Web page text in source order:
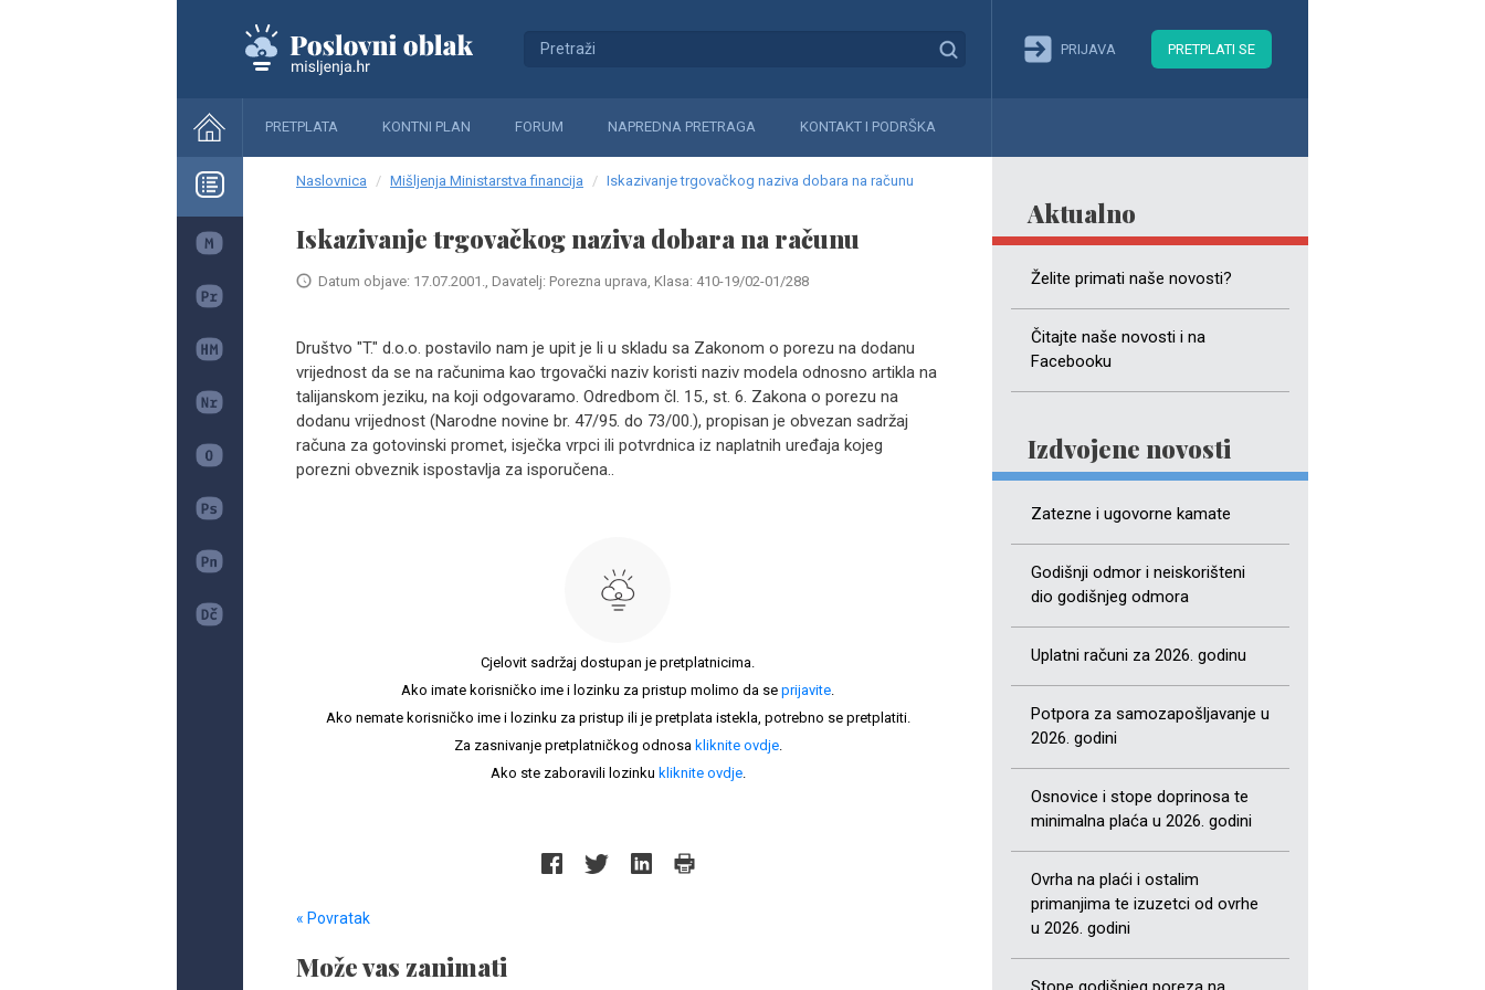
PRIJAVA PRETPLATI SE
PRETPLATA KONTNI PLAN FORUM NAPREDNA PRETRAGA KONTAKT I PODRŠKA
Aktualno
Želite primati naše novosti?
Čitajte naše novosti i na
Facebooku
Izdvojene novosti
Zatezne i ugovorne kamate
Godišnji odmor i neiskorišteni
dio godišnjeg odmora
Uplatni računi za 2026. godinu
Potpora za samozapošljavanje u
2026. godini
Osnovice i stope doprinosa te
minimalna plaća u 2026. godini
Ovrha na plaći i ostalim
primanjima te izuzetci od ovrhe
u 2026. godini
Naslovnica Mišljenja Ministarstva financija Iskazivanje trgovačkog naziva dobara na računu
Iskazivanje trgovačkog naziva dobara na računu
Datum objave: 17.07.2001., Davatelj: Porezna uprava, Klasa: 410-19/02-01/288
Društvo "T." d.o.o. postavilo nam je upit je li u skladu sa Zakonom o porezu na dodanu
vrijednost da se na računima kao trgovački naziv koristi naziv modela odnosno artikla na
talijanskom jeziku, na koji odgovaramo. Odredbom čl. 15., st. 6. Zakona o porezu na
dodanu vrijednost (Narodne novine br. 47/95. do 73/00.), propisan je obvezan sadržaj
računa za gotovinski promet, isječka vrpci ili potvrdnica iz naplatnih uređaja kojeg
porezni obveznik ispostavlja za isporučena..
Cjelovit sadržaj dostupan je pretplatnicima.
Ako imate korisničko ime i lozinku za pristup molimo da se prijavite.
Ako nemate korisničko ime i lozinku za pristup ili je pretplata istekla, potrebno se pretplatiti.
Za zasnivanje pretplatničkog odnosa kliknite ovdje.
Ako ste zaboravili lozinku kliknite ovdje.
« Povratak
Može vas zanimati